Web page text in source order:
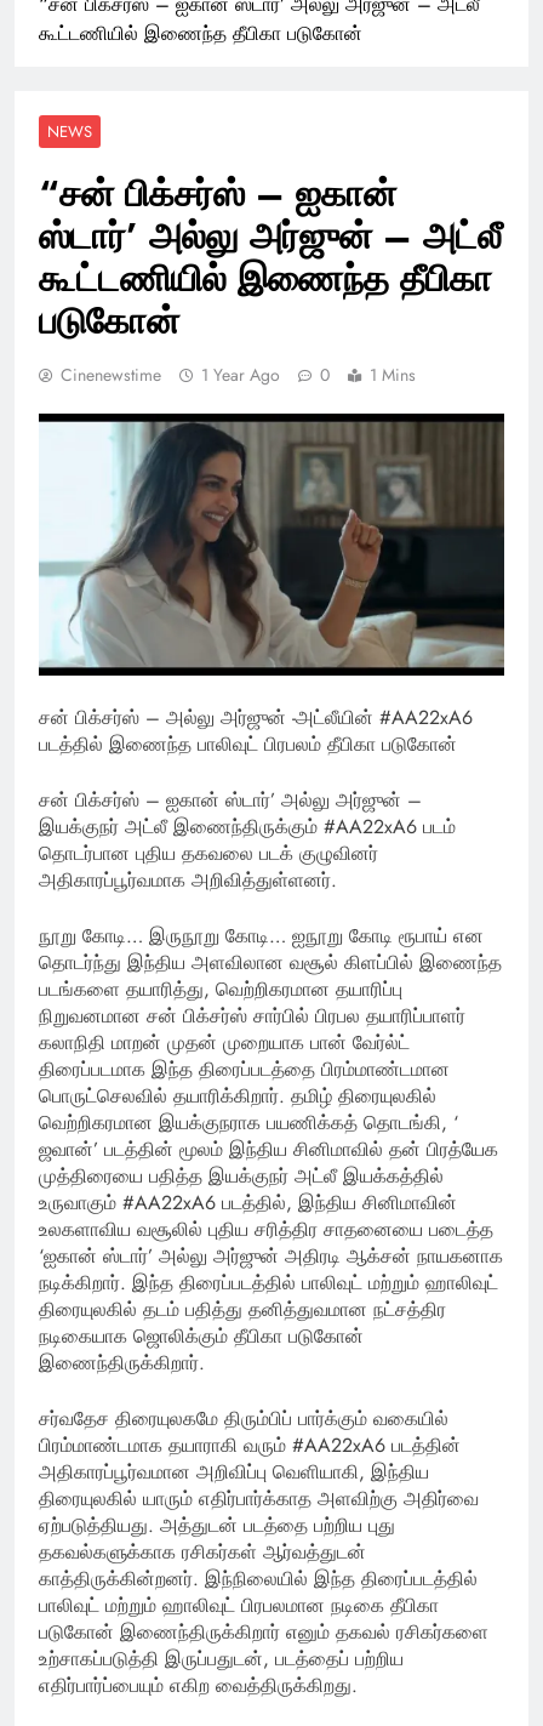
கூட்டணியில் இணைந்த தீபிகா படுகோன்
NEWS
“சன் பிக்சர்ஸ் – ஐகான்
ஸ்டார்’ அல்லு அர்ஜுன் – அட்லீ
கூட்டணியில் இணைந்த தீபிகா
படுகோன்
Cinenewstime 1 Year Ago 0 1 Mins
சன் பிக்சர்ஸ் – அல்லு அர்ஜுன் -அட்லீயின் #AA22xA6
படத்தில் இணைந்த பாலிவுட் பிரபலம் தீபிகா படுகோன்
சன் பிக்சர்ஸ் – ஐகான் ஸ்டார்’ அல்லு அர்ஜுன் –
இயக்குநர் அட்லீ இணைந்திருக்கும் #AA22xA6 படம்
தொடர்பான புதிய தகவலை படக் குழுவினர்
அதிகாரப்பூர்வமாக அறிவித்துள்ளனர்.
நூறு கோடி… இருநூறு கோடி… ஐநூறு கோடி ரூபாய் என
தொடர்ந்து இந்திய அளவிலான வசூல் கிளப்பில் இணைந்த
படங்களை தயாரித்து, வெற்றிகரமான தயாரிப்பு
நிறுவனமான சன் பிக்சர்ஸ் சார்பில் பிரபல தயாரிப்பாளர்
கலாநிதி மாறன் முதன் முறையாக பான் வேர்ல்ட்
திரைப்படமாக இந்த திரைப்படத்தை பிரம்மாண்டமான
பொருட்செலவில் தயாரிக்கிறார். தமிழ் திரையுலகில்
வெற்றிகரமான இயக்குநராக பயணிக்கத் தொடங்கி, ‘
ஜவான்’ படத்தின் மூலம் இந்திய சினிமாவில் தன் பிரத்யேக
முத்திரையை பதித்த இயக்குநர் அட்லீ இயக்கத்தில்
உருவாகும் #AA22xA6 படத்தில், இந்திய சினிமாவின்
உலகளாவிய வசூலில் புதிய சரித்திர சாதனையை படைத்த
‘ஐகான் ஸ்டார்’ அல்லு அர்ஜுன் அதிரடி ஆக்சன் நாயகனாக
நடிக்கிறார். இந்த திரைப்படத்தில் பாலிவுட் மற்றும் ஹாலிவுட்
திரையுலகில் தடம் பதித்து தனித்துவமான நட்சத்திர
நடிகையாக ஜொலிக்கும் தீபிகா படுகோன்
இணைந்திருக்கிறார்.
சர்வதேச திரையுலகமே திரும்பிப் பார்க்கும் வகையில்
பிரம்மாண்டமாக தயாராகி வரும் #AA22xA6 படத்தின்
அதிகாரப்பூர்வமான அறிவிப்பு வெளியாகி, இந்திய
திரையுலகில் யாரும் எதிர்பார்க்காத அளவிற்கு அதிர்வை
ஏற்படுத்தியது. அத்துடன் படத்தை பற்றிய புது
தகவல்களுக்காக ரசிகர்கள் ஆர்வத்துடன்
காத்திருக்கின்றனர். இந்நிலையில் இந்த திரைப்படத்தில்
பாலிவுட் மற்றும் ஹாலிவுட் பிரபலமான நடிகை தீபிகா
படுகோன் இணைந்திருக்கிறார் எனும் தகவல் ரசிகர்களை
உற்சாகப்படுத்தி இருப்பதுடன், படத்தைப் பற்றிய
எதிர்பார்ப்பையும் எகிற வைத்திருக்கிறது.